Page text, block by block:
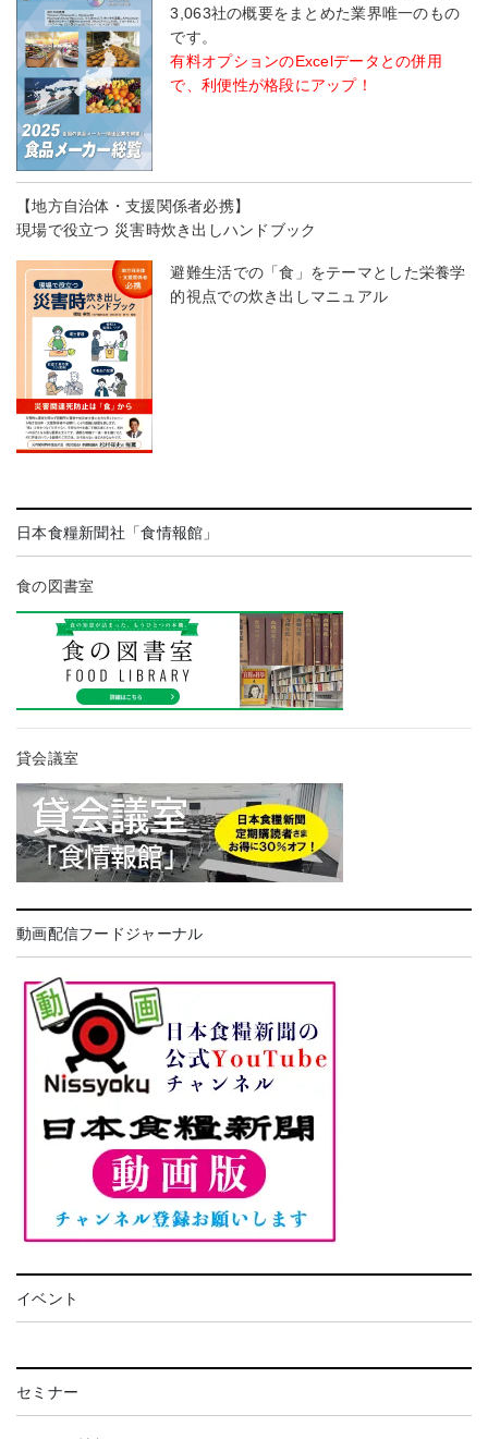
3,063社の概要をまとめた業界唯一のもの
です。
有料オプションのExcelデータとの併用
で、利便性が格段にアップ！
【地方自治体・支援関係者必携】
現場で役立つ 災害時炊き出しハンドブック
避難生活での「食」をテーマとした栄養学
的視点での炊き出しマニュアル
日本食糧新聞社「食情報館」
食の図書室
貸会議室
動画配信フードジャーナル
イベント
セミナー